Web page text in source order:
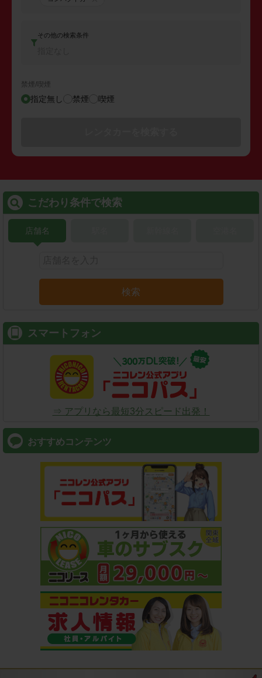
その他の検索条件
禁煙/喫煙
指定無し 禁煙 喫煙
こだわり条件で検索
店舗名
検索
スマートフォン
⇒ アプリなら最短3分スピード出発！
おすすめコンテンツ